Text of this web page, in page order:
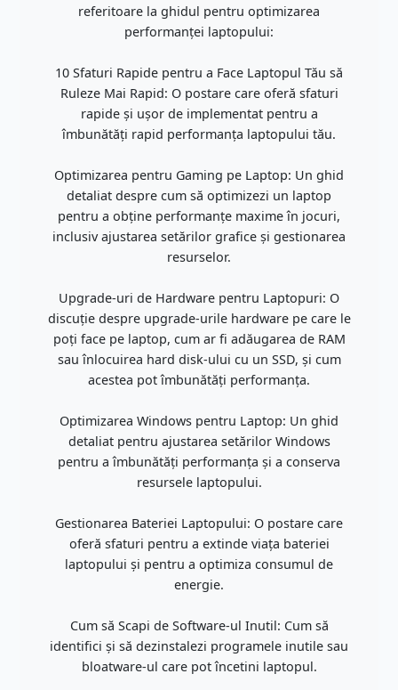
referitoare la ghidul pentru optimizarea
performanței laptopului:
10 Sfaturi Rapide pentru a Face Laptopul Tău să
Ruleze Mai Rapid: O postare care oferă sfaturi
rapide și ușor de implementat pentru a
îmbunătăți rapid performanța laptopului tău.
Optimizarea pentru Gaming pe Laptop: Un ghid
detaliat despre cum să optimizezi un laptop
pentru a obține performanțe maxime în jocuri,
inclusiv ajustarea setărilor grafice și gestionarea
resurselor.
Upgrade-uri de Hardware pentru Laptopuri: O
discuție despre upgrade-urile hardware pe care le
poți face pe laptop, cum ar fi adăugarea de RAM
sau înlocuirea hard disk-ului cu un SSD, și cum
acestea pot îmbunătăți performanța.
Optimizarea Windows pentru Laptop: Un ghid
detaliat pentru ajustarea setărilor Windows
pentru a îmbunătăți performanța și a conserva
resursele laptopului.
Gestionarea Bateriei Laptopului: O postare care
oferă sfaturi pentru a extinde viața bateriei
laptopului și pentru a optimiza consumul de
energie.
Cum să Scapi de Software-ul Inutil: Cum să
identifici și să dezinstalezi programele inutile sau
bloatware-ul care pot încetini laptopul.